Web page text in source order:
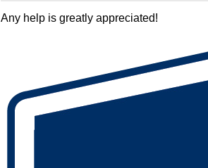
Any help is greatly appreciated!